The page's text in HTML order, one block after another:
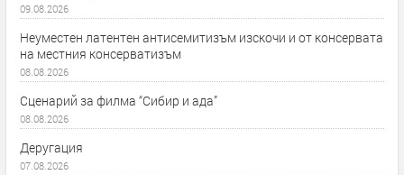
09.08.2026
Неуместен латентен антисемитизъм изскочи и от консервата
на местния консерватизъм
08.08.2026
Сценарий за филма “Сибир и ада”
08.08.2026
Деругация
07.08.2026